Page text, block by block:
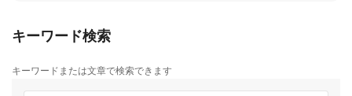
キーワード検索
キーワードまたは文章で検索できます